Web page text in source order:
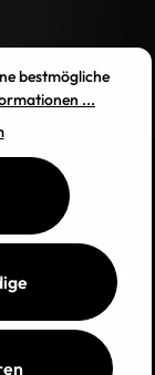
Versand
bestmögliche
...